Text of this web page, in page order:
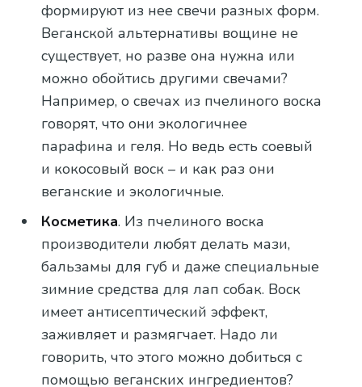
формируют из нее свечи разных форм.
Веганской альтернативы вощине не
существует, но разве она нужна или
можно обойтись другими свечами?
Например, о свечах из пчелиного воска
говорят, что они экологичнее
парафина и геля. Но ведь есть соевый
и кокосовый воск – и как раз они
веганские и экологичные.
Косметика. Из пчелиного воска
производители любят делать мази,
бальзамы для губ и даже специальные
зимние средства для лап собак. Воск
имеет антисептический эффект,
заживляет и размягчает. Надо ли
говорить, что этого можно добиться с
помощью веганских ингредиентов?